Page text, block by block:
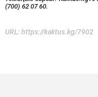
(700) 62 07 60.
URL: https://kaktus.kg/7902